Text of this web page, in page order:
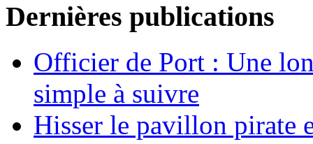
Dernières publications
Officier de Port : Une
simple à suivre
Hisser le pavillon pirate